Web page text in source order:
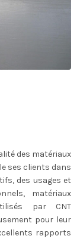
des matériaux
ses clients dans
des usages et
matériaux
par CNT
pour leur
rapports